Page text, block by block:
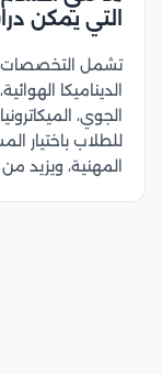
التي يمكن
تشمل التخصصات:
الديناميكا
الجوي،
للطلاب باختيار
المهنية،